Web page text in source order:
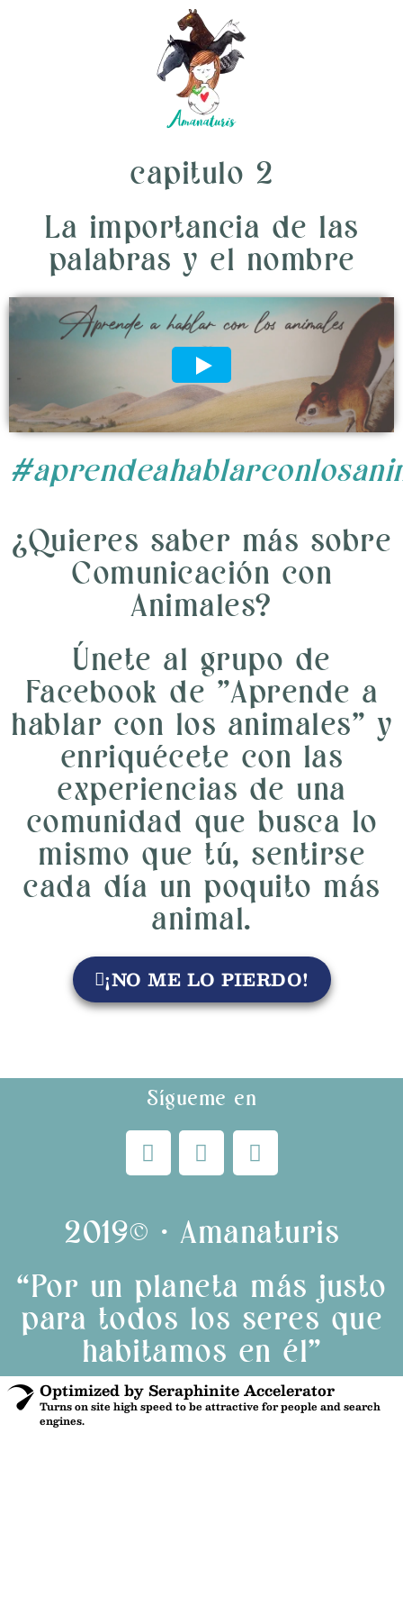
capitulo 2
La importancia de las
palabras y el nombre
¿Quieres saber más sobre
Comunicación con
Animales?
Únete al grupo de
Facebook de "Aprende a
hablar con los animales" y
enriquécete con las
experiencias de una
comunidad que busca lo
mismo que tú, sentirse
cada día un poquito más
animal.
¡NO ME LO PIERDO!
Sígueme en
2019© · Amanaturis
“Por un planeta más justo
para todos los seres que
habitamos en él”
Optimized by Seraphinite Accelerator
Turns on site high speed to be attractive for people and search
engines.